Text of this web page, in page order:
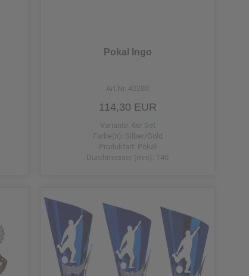
Pokal Ingo
Art.Nr. 40280
114,30 EUR
Variante: 6er Set
Farbe(n): Silber/Gold
Produktart: Pokal
Durchmesser (mm): 140